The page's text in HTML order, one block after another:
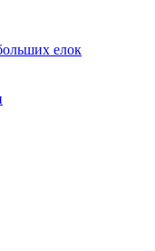
елок